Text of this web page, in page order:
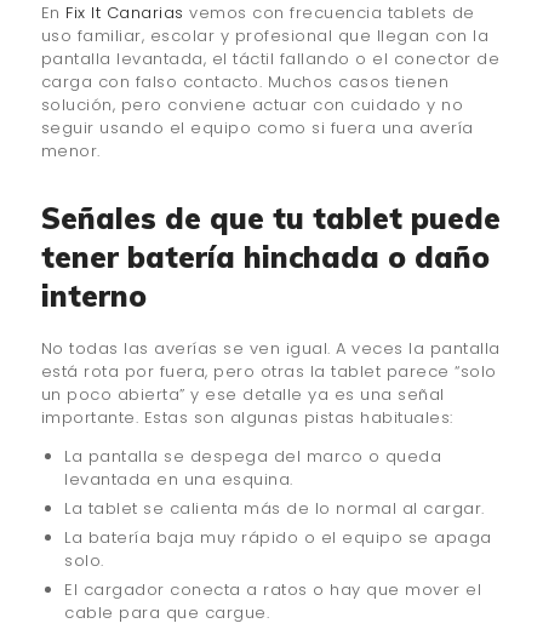
En Fix It Canarias vemos con frecuencia tablets de
uso familiar, escolar y profesional que llegan con la
pantalla levantada, el táctil fallando o el conector de
carga con falso contacto. Muchos casos tienen
solución, pero conviene actuar con cuidado y no
seguir usando el equipo como si fuera una avería
menor.
Señales de que tu tablet puede
tener batería hinchada o daño
interno
No todas las averías se ven igual. A veces la pantalla
está rota por fuera, pero otras la tablet parece “solo
un poco abierta” y ese detalle ya es una señal
importante. Estas son algunas pistas habituales:
La pantalla se despega del marco o queda
levantada en una esquina.
La tablet se calienta más de lo normal al cargar.
La batería baja muy rápido o el equipo se apaga
solo.
El cargador conecta a ratos o hay que mover el
cable para que cargue.